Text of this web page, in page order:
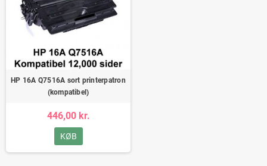
HP 16A Q7516A sort printerpatron
(kompatibel)
446,00 kr.
KØB